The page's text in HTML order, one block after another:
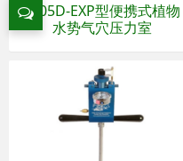
1505D-EXP型便携式植物
水势气穴压力室